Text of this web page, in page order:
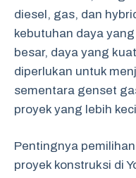
diesel, gas, dan
kebutuhan daya
besar, daya yang
diperlukan untuk
sementara genset
proyek yang lebih
Pentingnya
proyek konstruksi di